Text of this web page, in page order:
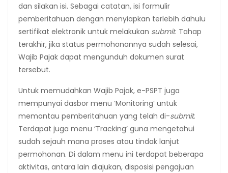
dan silakan isi. Sebagai catatan, isi formulir
pemberitahuan dengan menyiapkan terlebih dahulu
sertifikat elektronik untuk melakukan submit. Tahap
terakhir, jika status permohonannya sudah selesai,
Wajib Pajak dapat mengunduh dokumen surat
tersebut.
Untuk memudahkan Wajib Pajak, e-PSPT juga
mempunyai dasbor menu ‘Monitoring’ untuk
memantau pemberitahuan yang telah di-submit.
Terdapat juga menu ‘Tracking’ guna mengetahui
sudah sejauh mana proses atau tindak lanjut
permohonan. Di dalam menu ini terdapat beberapa
aktivitas, antara lain diajukan, disposisi pengajuan